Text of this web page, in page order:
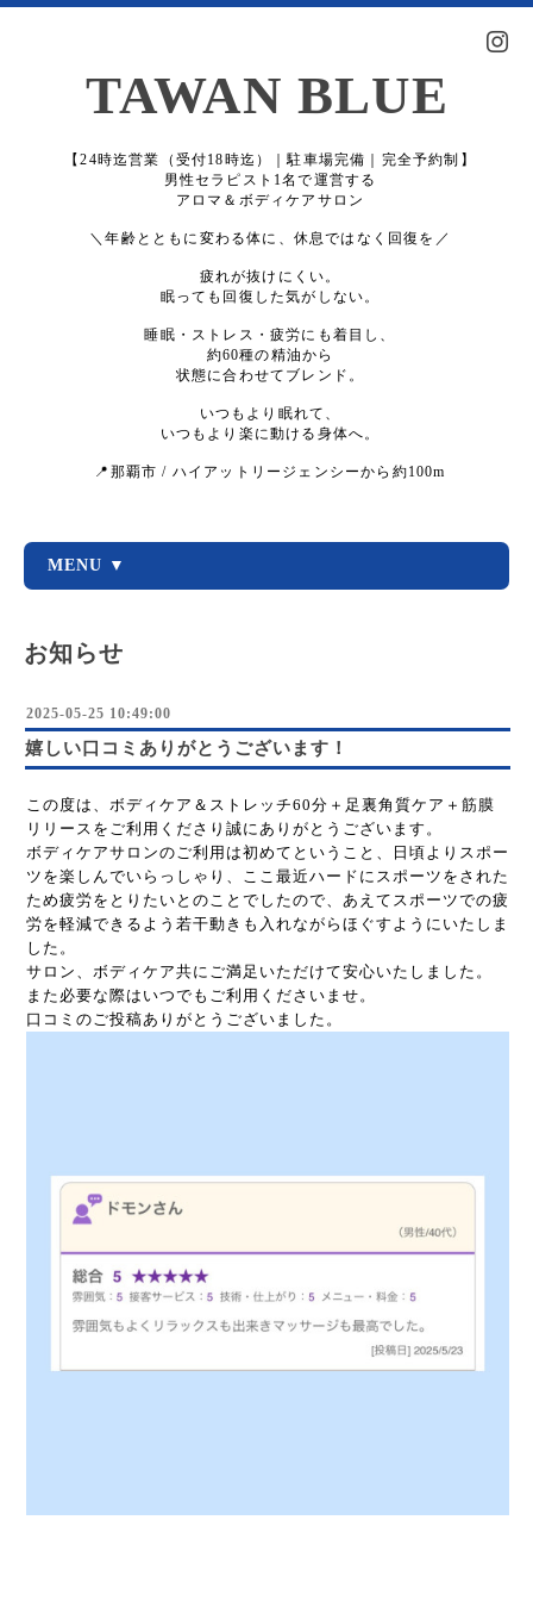
TAWAN BLUE
【24時迄営業（受付18時迄）｜駐車場完備｜完全予約制】
男性セラピスト1名で運営する
アロマ＆ボディケアサロン
＼年齢とともに変わる体に、休息ではなく回復を／
疲れが抜けにくい。
眠っても回復した気がしない。
睡眠・ストレス・疲労にも着目し、
約60種の精油から
状態に合わせてブレンド。
いつもより眠れて、
いつもより楽に動ける身体へ。
📍那覇市 / ハイアットリージェンシーから約100m
MENU ▼
お知らせ
2025-05-25 10:49:00
嬉しい口コミありがとうございます！
この度は、ボディケア＆ストレッチ60分＋足裏角質ケア＋筋膜
リリースをご利用くださり誠にありがとうございます。
ボディケアサロンのご利用は初めてということ、日頃よりスポー
ツを楽しんでいらっしゃり、ここ最近ハードにスポーツをされた
ため疲労をとりたいとのことでしたので、あえてスポーツでの疲
労を軽減できるよう若干動きも入れながらほぐすようにいたしま
した。
サロン、ボディケア共にご満足いただけて安心いたしました。
また必要な際はいつでもご利用くださいませ。
口コミのご投稿ありがとうございました。